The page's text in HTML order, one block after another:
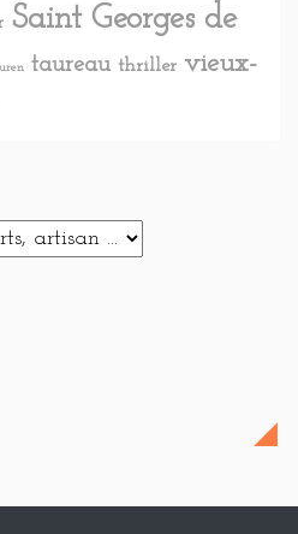
Saint Georges de
taureau thriller vieux-